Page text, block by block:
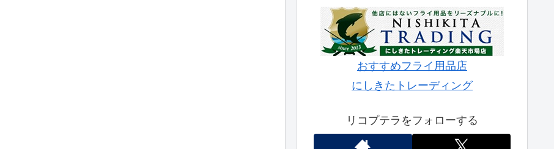
おすすめフライ用品店
にしきたトレーディング
リコプテラをフォローする